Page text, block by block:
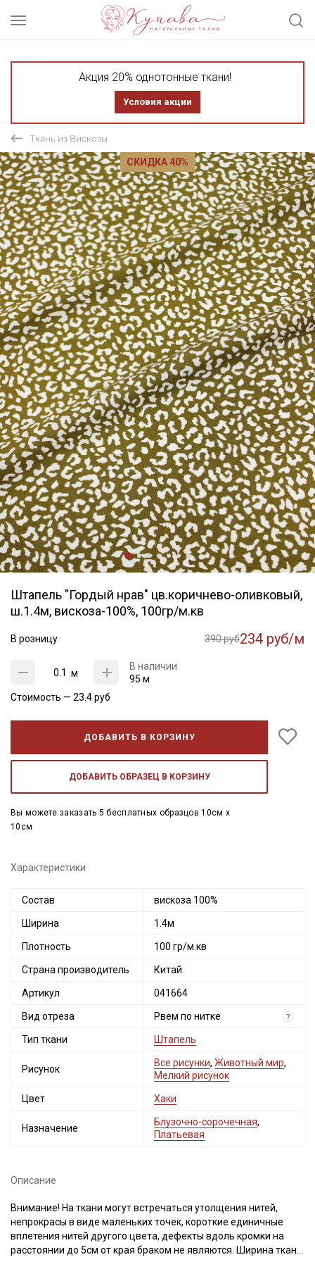
Акция 20% однотонные ткани!
Условия акции
Ткань из Вискозы
СКИДКА 40%
Штапель "Гордый нрав" цв.коричнево-оливковый,
ш.1.4м, вискоза-100%, 100гр/м.кв
В розницу 390 руб234 руб/м
м
В наличии
95 м
Стоимость — 23.4руб
ДОБАВИТЬ В КОРЗИНУ
ДОБАВИТЬ ОБРАЗЕЦ В КОРЗИНУ
Вы можете заказать 5 бесплатных образцов 10см x
10см
Характеристики
Состав вискоза 100%
Ширина 1.4м
Плотность 100 гр/м.кв
Страна производитель Китай
Артикул 041664
Вид отреза Рвем по нитке ?
Тип ткани Штапель
Рисунок
Все рисунки, Животный мир,
Мелкий рисунок
Цвет Хаки
Назначение
Блузочно-сорочечная,
Платьевая
Описание
Внимание! На ткани могут встречаться утолщения нитей,
непрокрасы в виде маленьких точек, короткие единичные
вплетения нитей другого цвета, дефекты вдоль кромки на
расстоянии до 5см от края браком не являются. Ширина ткани